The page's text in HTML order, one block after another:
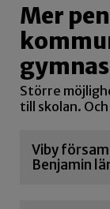
Mer
Större
till skolan.
Viby
Benjamin